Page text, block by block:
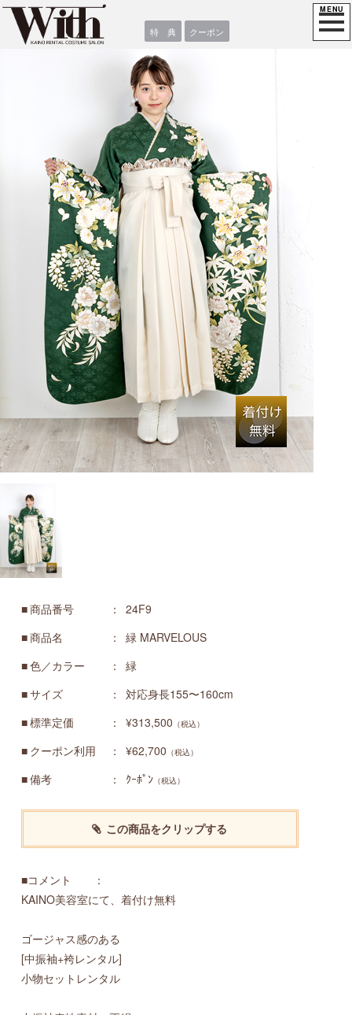
特 典 クーポン
商品番号
24F9
商品名
緑 MARVELOUS
色／カラー
緑
サイズ
対応身長155〜160cm
標準定価
¥313,500 （税込）
クーポン利用 ¥62,700 （税込）
備考 ｸｰﾎﾟﾝ （税込）
この商品をクリップする
■コメント ：
KAINO美容室にて、着付け無料
ゴージャス感のある
[中振袖+袴レンタル]
小物セットレンタル